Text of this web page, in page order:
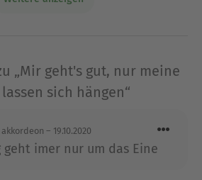
Feller und Maik Krüger. Till
dreimal mit dem deutschen
Ausblenden
„Mir geht's gut, nur meine
sich hängen“
akkordeon – 19.10.2020
imer nur um das Eine